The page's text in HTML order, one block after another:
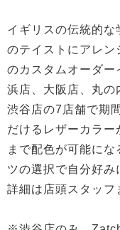
イギリスの伝統的
のテイストにアレ
のカスタムオーダー
浜店、大阪店、丸の
渋谷店の7店舗で期
だけるレザーカラ
まで配色が可能に
ツの選択で自分好み
詳細は店頭スタッフ